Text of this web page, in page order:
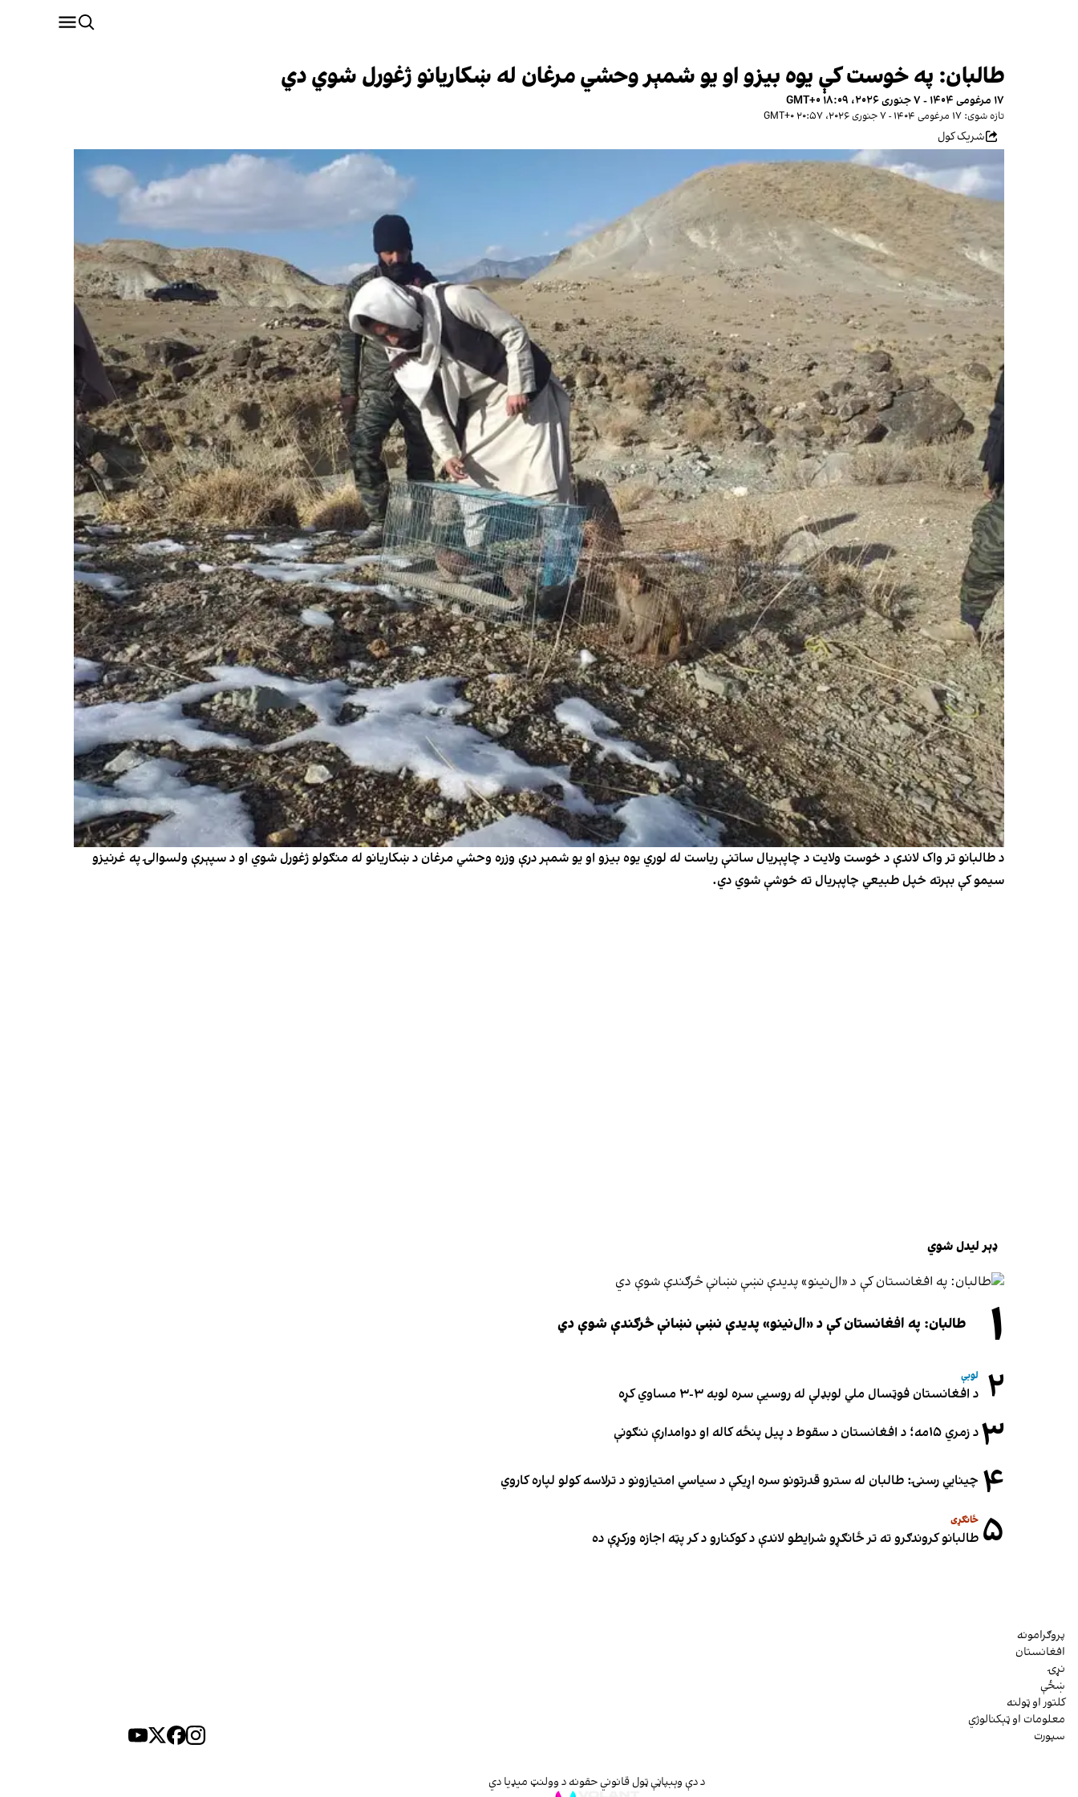
طالبان: په خوست کې یوه بیزو او یو شمېر وحشي مرغان له ښکاریانو ژغورل شوي دي
۱۷ مرغومی ۱۴۰۴ - ۷ جنوری ۲۰۲۶، ۱۸:۰۹ GMT+۰
تازه شوی: ۱۷ مرغومی ۱۴۰۴ - ۷ جنوری ۲۰۲۶، ۲۰:۵۷ GMT+۰
شریک کول
د طالبانو تر واک لاندې د خوست ولایت د چاپېریال ساتنې ریاست له لوري یوه بیزو او یو شمېر درې وزره وحشي مرغان د ښکاریانو له منګولو ژغورل شوي او د سپېرې ولسوالۍ په غرنیزو
سیمو کې بېرته خپل طبیعي چاپېریال ته خوشې شوي دي.
ډېر لیدل شوي
۱ طالبان: په افغانستان کې د «ال‌نینو» پدیدې نښې نښانې څرګندې شوې دي
۲ لوبې
د افغانستان فوټسال ملي لوبډلې له روسیې سره لوبه ۳-۳ مساوي کړه
۳د زمري ۱۵مه؛ د افغانستان د سقوط د پیل پنځه کاله او دوامدارې ننګونې
۴ چینایي رسنۍ: طالبان له سترو قدرتونو سره اړیکې د سیاسي امتیازونو د ترلاسه کولو لپاره کاروي
۵ ځانګړی
طالبانو کروندګرو ته تر ځانګړو شرایطو لاندې د کوکنارو د کر پټه اجازه ورکړې ده
پروګرامونه
افغانستان
نړۍ
ښځې
کلتور او ټولنه
معلومات او ټېکنالوژي
سپورت
د دې وېبپاڼې ټول قانوني حقونه د وولنټ میډیا دي